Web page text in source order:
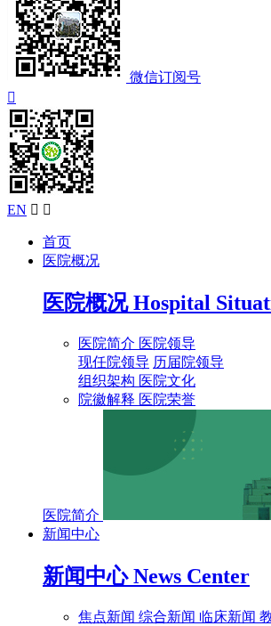
微信订阅号

EN  
首页
医院概况
医院概况Hospital
医院简介 医院领导
现任院领导 历届院领导
组织架构 医院文化
院徽解释 医院荣誉
医院简介
新闻中心
新闻中心News Center
焦点新闻 综合新闻 临床新闻